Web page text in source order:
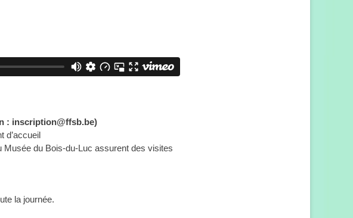
: inscription@ffsb.be)
d’accueil
Musée du Bois-du-Luc assurent des visites
la journée.